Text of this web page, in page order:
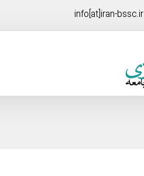
info[at]iran-bssc.ir